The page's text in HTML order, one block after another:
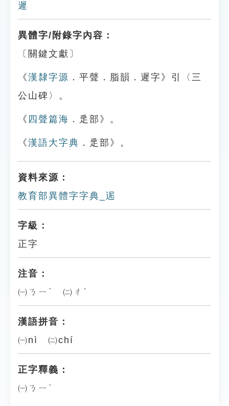
遲
異體字/附錄字內容：
〔關鍵文獻〕
《漢隸字源 ．平聲．脂韻．遲字》引〈三
公山碑〉。
《 四聲篇海 ．辵部》。
《漢語大字典 ．辵部》。
資料來源：
教育部異體字字典_迡
字級：
正字
注音：
㈠ㄋㄧˋ ㈡ㄔˊ
漢語拼音：
㈠nì ㈡chí
正字釋義：
㈠ㄋㄧˋ